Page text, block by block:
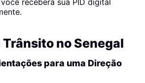
receberá sua PID digital
Trânsito no Senegal
para uma Direção